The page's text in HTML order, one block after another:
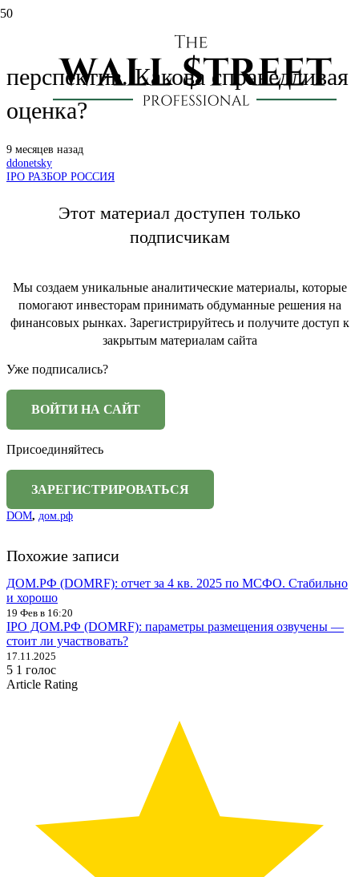
IPO ДОМ.РФ: обзор бизнеса и
перспектив. Какова справедливая
оценка?
9 месяцев назад
ddonetsky
IPO РАЗБОР РОССИЯ
Этот материал доступен только
подписчикам
Мы создаем уникальные аналитические материалы, которые
помогают инвесторам принимать обдуманные решения на
финансовых рынках. Зарегистрируйтесь и получите доступ к
закрытым материалам сайта
Уже подписались?
Присоединяйтесь
DOM, дом.рф
Похожие записи
ДОМ.РФ (DOMRF): отчет за 4 кв. 2025 по МСФО. Стабильно
и хорошо
19 Фев в 16:20
IPO ДОМ.РФ (DOMRF): параметры размещения озвучены —
стоит ли участвовать?
17.11.2025
5 1 голос
Article Rating